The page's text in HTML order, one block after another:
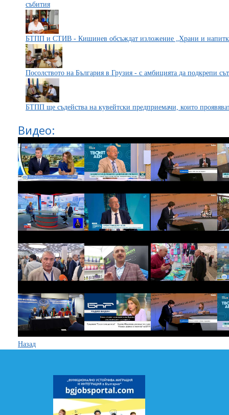
събития
БТПП и СТИВ - Кишинев обсъждат изложение „Храни и напитки
Посолството на България в Грузия - с амбицията да подкрепи
БТПП ще съдейства на кувейтски предприемачи, които
Видео:
Назад